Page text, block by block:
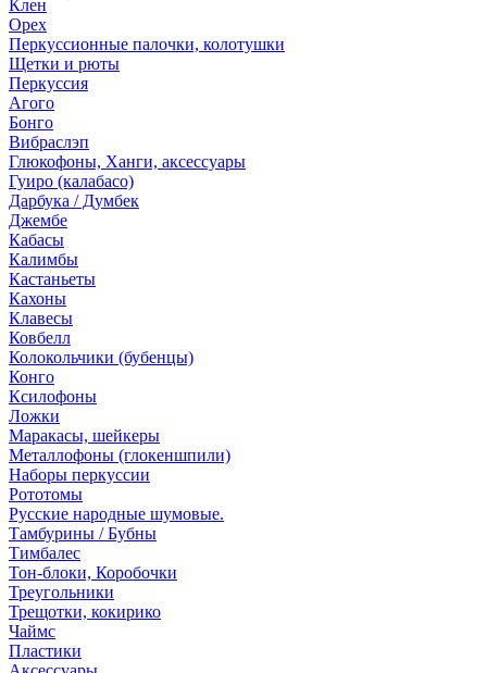
Клен
Орех
Перкуссионные палочки, колотушки
Щетки и рюты
Перкуссия
Агого
Бонго
Вибраслэп
Глюкофоны, Ханги, аксессуары
Гуиро (калабасо)
Дарбука / Думбек
Джембе
Кабасы
Калимбы
Кастаньеты
Кахоны
Клавесы
Ковбелл
Колокольчики (бубенцы)
Конго
Ксилофоны
Ложки
Маракасы, шейкеры
Металлофоны (глокеншпили)
Наборы перкуссии
Рототомы
Русские народные шумовые.
Тамбурины / Бубны
Тимбалес
Тон-блоки, Коробочки
Треугольники
Трещотки, кокирико
Чаймс
Пластики